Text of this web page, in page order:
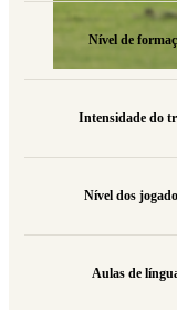
Nível de
Intensidade do
Nível dos
Aulas de